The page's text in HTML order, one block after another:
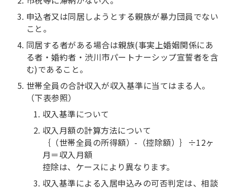
申込者又は同居しようとする親族が暴力団員でない
こと。
同居する者がある場合は親族(事実上婚姻関係にあ
る者・婚約者・渋川市パートナーシップ宣誓者を含
む)であること。
世帯全員の合計収入が収入基準に当てはまる人。
（下表参照）
収入基準について
収入月額の計算方法について
｛（世帯全員の所得額）-（控除額）｝÷12ヶ
月＝収入月額
控除は、ケースにより異なります。
収入基準による入居申込みの可否判定は、相談